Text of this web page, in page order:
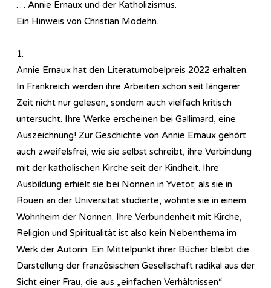
… Annie Ernaux und der Katholizismus.
Ein Hinweis von Christian Modehn.
1.
Annie Ernaux hat den Literaturnobelpreis 2022 erhalten.
In Frankreich werden ihre Arbeiten schon seit längerer
Zeit nicht nur gelesen, sondern auch vielfach kritisch
untersucht. Ihre Werke erscheinen bei Gallimard, eine
Auszeichnung! Zur Geschichte von Annie Ernaux gehört
auch zweifelsfrei, wie sie selbst schreibt, ihre Verbindung
mit der katholischen Kirche seit der Kindheit. Ihre
Ausbildung erhielt sie bei Nonnen in Yvetot; als sie in
Rouen an der Universität studierte, wohnte sie in einem
Wohnheim der Nonnen. Ihre Verbundenheit mit Kirche,
Religion und Spiritualität ist also kein Nebenthema im
Werk der Autorin. Ein Mittelpunkt ihrer Bücher bleibt die
Darstellung der französischen Gesellschaft radikal aus der
Sicht einer Frau, die aus „einfachen Verhältnissen“